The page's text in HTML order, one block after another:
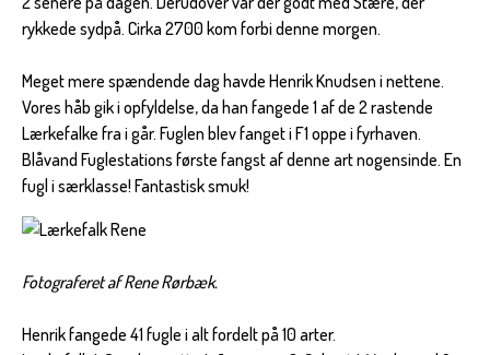
rykkede sydpå. Cirka 2700 kom forbi denne morgen.
Meget mere spændende dag havde Henrik Knudsen i nettene.
Vores håb gik i opfyldelse, da han fangede 1 af de 2 rastende
Lærkefalke fra i går. Fuglen blev fanget i F1 oppe i fyrhaven.
Blåvand Fuglestations første fangst af denne art nogensinde. En
fugl i særklasse! Fantastisk smuk!
Fotograferet af Rene Rørbæk.
Henrik fangede 41 fugle i alt fordelt på 10 arter.